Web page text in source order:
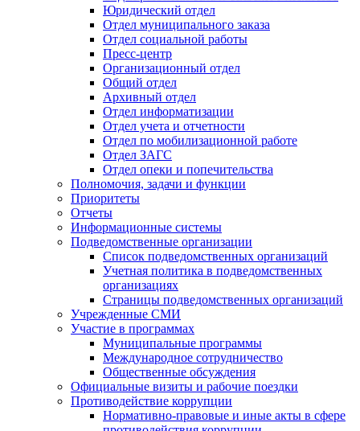
Юридический отдел
Отдел муниципального заказа
Отдел социальной работы
Пресс-центр
Организационный отдел
Общий отдел
Архивный отдел
Отдел информатизации
Отдел учета и отчетности
Отдел по мобилизационной работе
Отдел ЗАГС
Отдел опеки и попечительства
Полномочия, задачи и функции
Приоритеты
Отчеты
Информационные системы
Подведомственные организации
Список подведомственных организаций
Учетная политика в подведомственных
организациях
Страницы подведомственных организаций
Учрежденные СМИ
Участие в программах
Муниципальные программы
Международное сотрудничество
Общественные обсуждения
Официальные визиты и рабочие поездки
Противодействие коррупции
Нормативно-правовые и иные акты в сфере